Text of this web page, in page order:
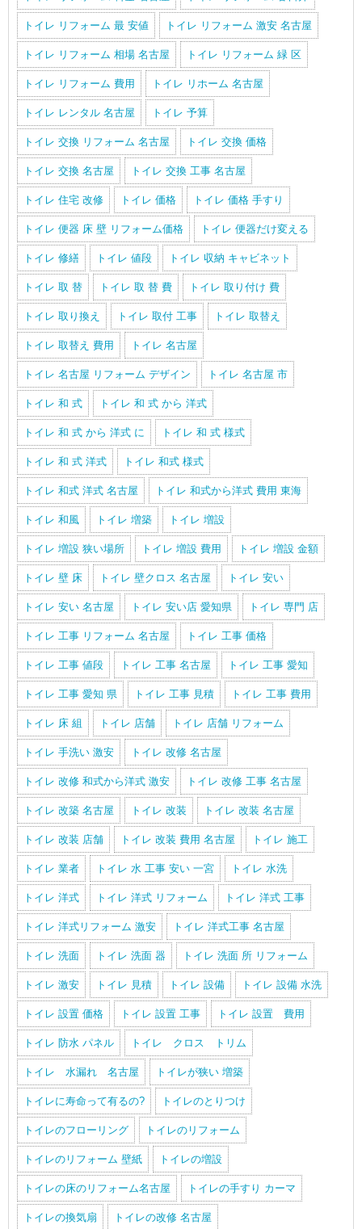
トイレ リフォーム 最 安値 トイレ リフォーム 激安 名古屋
トイレ リフォーム 相場 名古屋 トイレ リフォーム 緑 区
トイレ リフォーム 費用 トイレ リホーム 名古屋
トイレ レンタル 名古屋 トイレ 予算
トイレ 交換 リフォーム 名古屋 トイレ 交換 価格
トイレ 交換 名古屋 トイレ 交換 工事 名古屋
トイレ 住宅 改修 トイレ 価格 トイレ 価格 手すり
トイレ 便器 床 壁 リフォーム価格 トイレ 便器だけ変える
トイレ 修繕 トイレ 値段 トイレ 収納 キャビネット
トイレ 取 替 トイレ 取 替 費 トイレ 取り付け 費
トイレ 取り換え トイレ 取付 工事 トイレ 取替え
トイレ 取替え 費用 トイレ 名古屋
トイレ 名古屋 リフォーム デザイン トイレ 名古屋 市
トイレ 和 式 トイレ 和 式 から 洋式
トイレ 和 式 から 洋式 に トイレ 和 式 様式
トイレ 和 式 洋式 トイレ 和式 様式
トイレ 和式 洋式 名古屋 トイレ 和式から洋式 費用 東海
トイレ 和風 トイレ 増築 トイレ 増設
トイレ 増設 狭い場所 トイレ 増設 費用 トイレ 増設 金額
トイレ 壁 床 トイレ 壁クロス 名古屋 トイレ 安い
トイレ 安い 名古屋 トイレ 安い店 愛知県 トイレ 専門 店
トイレ 工事 リフォーム 名古屋 トイレ 工事 価格
トイレ 工事 値段 トイレ 工事 名古屋 トイレ 工事 愛知
トイレ 工事 愛知 県 トイレ 工事 見積 トイレ 工事 費用
トイレ 床 組 トイレ 店舗 トイレ 店舗 リフォーム
トイレ 手洗い 激安 トイレ 改修 名古屋
トイレ 改修 和式から洋式 激安 トイレ 改修 工事 名古屋
トイレ 改築 名古屋 トイレ 改装 トイレ 改装 名古屋
トイレ 改装 店舗 トイレ 改装 費用 名古屋 トイレ 施工
トイレ 業者 トイレ 水 工事 安い 一宮 トイレ 水洗
トイレ 洋式 トイレ 洋式 リフォーム トイレ 洋式 工事
トイレ 洋式リフォーム 激安 トイレ 洋式工事 名古屋
トイレ 洗面 トイレ 洗面 器 トイレ 洗面 所 リフォーム
トイレ 激安 トイレ 見積 トイレ 設備 トイレ 設備 水洗
トイレ 設置 価格 トイレ 設置 工事 トイレ 設置 費用
トイレ 防水 パネル トイレ クロス トリム
トイレ 水漏れ 名古屋 トイレが狭い 増築
トイレに寿命って有るの? トイレのとりつけ
トイレのフローリング トイレのリフォーム
トイレのリフォーム 壁紙 トイレの増設
トイレの床のリフォーム名古屋 トイレの手すり カーマ
トイレの換気扇 トイレの改修 名古屋